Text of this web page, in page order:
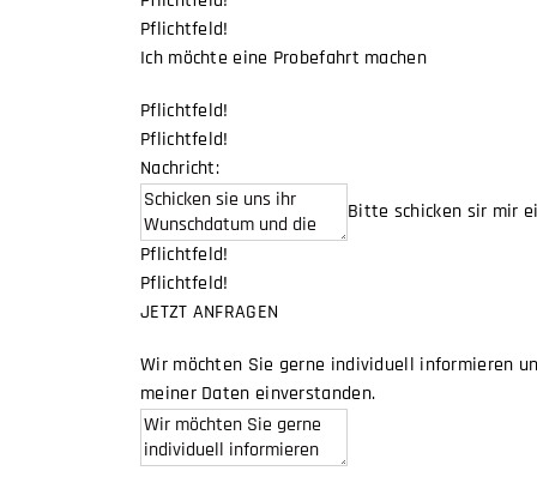
Pflichtfeld!
Ich möchte eine Probefahrt machen
Pflichtfeld!
Pflichtfeld!
Nachricht:
Bitte schicken sir mir
Pflichtfeld!
Pflichtfeld!
JETZT ANFRAGEN
Wir möchten Sie gerne individuell informieren
meiner Daten einverstanden.